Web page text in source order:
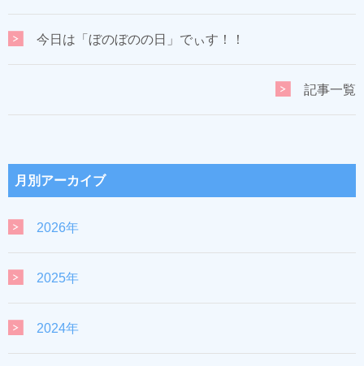
今日は「ぼのぼのの日」でぃす！！
記事一覧
月別アーカイブ
2026年
2025年
2024年